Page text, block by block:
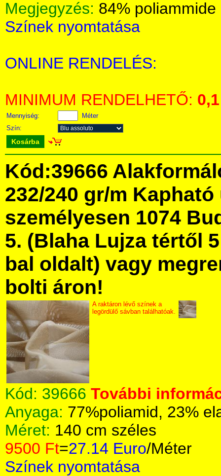
Megjegyzés: 84%
Színek nyomtatása
ONLINE RENDELÉS:
MINIMUM RENDELHETŐ: 0,1
Mennyiség:
Méter
Szín:
Kosárba
Kód:39666
232/240 gr/m
személyesen 1074
5. (Blaha Lujza tértől
bal oldalt) vagy
bolti áron!
A raktáron lévő színek a
legördülő sávban találhatóak.
Kód: 39666 További
Anyaga: 77%poliamid, 23%
Méret: 140 cm széles
9500 Ft=27.14 Euro/Méter
Színek nyomtatása